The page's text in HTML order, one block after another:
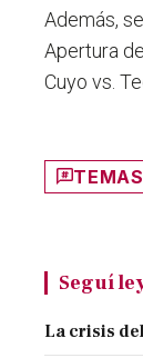
Además,
Apertura
Cuyo vs.
TEMAS
Seguí
La crisis